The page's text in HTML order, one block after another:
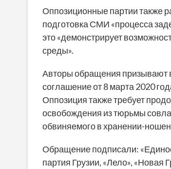
Оппозиционные партии также
подготовка СМИ «процесса
это «демонстрирует
среды».
Авторы обращения призывают
соглашение от 8 марта 2020
Оппозиция также требует
освобождения из тюрьмы
обвиняемого в хранении-
Обращение подписали:
партия Грузии, «Лело», «Новая